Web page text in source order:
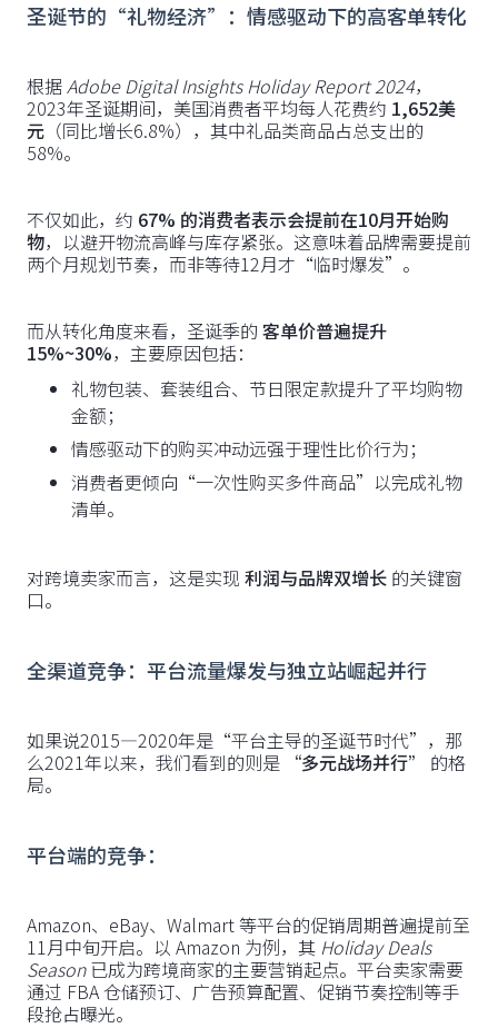
圣诞节的“礼物经济”：情感驱动下的高客单转化
根据Adobe Digital Insights Holiday Report 2024，
2023年圣诞期间，美国消费者平均每人花费约 1,652美
元 （同比增长6.8%），其中礼品类商品占总支出的
58%。
不仅如此，约 67% 的消费者表示会提前在10月开始购
物，以避开物流高峰与库存紧张。这意味着品牌需要提前
两个月规划节奏，而非等待12月才“临时爆发”。
而从转化角度来看，圣诞季的 客单价普遍提升
15%~30%，主要原因包括：
礼物包装、套装组合、节日限定款提升了平均购物
金额；
情感驱动下的购买冲动远强于理性比价行为；
消费者更倾向“一次性购买多件商品”以完成礼物
清单。
对跨境卖家而言，这是实现 利润与品牌双增长 的关键窗
口。
全渠道竞争：平台流量爆发与独立站崛起并行
如果说2015—2020年是“平台主导的圣诞节时代”，那
么2021年以来，我们看到的则是 “多元战场并行”
的格
局。
平台端的竞争：
Amazon、eBay、Walmart 等平台的促销周期普遍提前至
11月中旬开启。以 Amazon 为例，其 Holiday Deals
Season已成为跨境商家的主要营销起点。平台卖家需要
通过 FBA 仓储预订、广告预算配置、促销节奏控制等手
段抢占曝光。